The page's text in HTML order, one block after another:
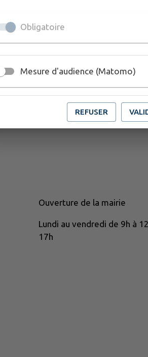
Ouverture de la mairie
Lundi au vendredi de 9h à
17h
Obligatoire
Mesure d'audience (Matomo)
REFUSER